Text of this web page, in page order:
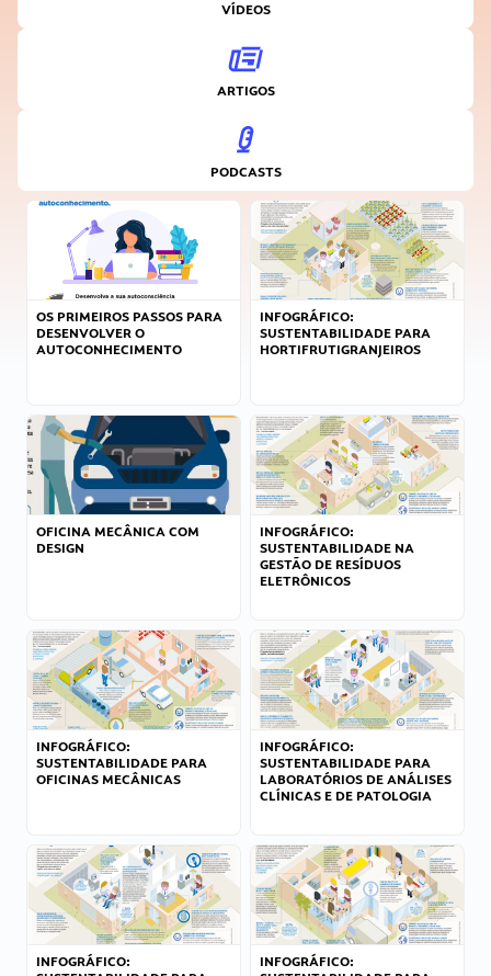
VÍDEOS
ARTIGOS
PODCASTS
OS PRIMEIROS PASSOS PARA
DESENVOLVER O
AUTOCONHECIMENTO
INFOGRÁFICO:
SUSTENTABILIDADE PARA
HORTIFRUTIGRANJEIROS
OFICINA MECÂNICA COM
DESIGN
INFOGRÁFICO:
SUSTENTABILIDADE NA
GESTÃO DE RESÍDUOS
ELETRÔNICOS
INFOGRÁFICO:
SUSTENTABILIDADE PARA
OFICINAS MECÂNICAS
INFOGRÁFICO:
SUSTENTABILIDADE PARA
LABORATÓRIOS DE ANÁLISES
CLÍNICAS E DE PATOLOGIA
INFOGRÁFICO:
INFOGRÁFICO: